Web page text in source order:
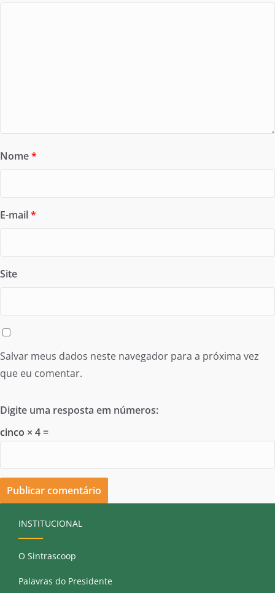
Nome*
E-mail*
Site
Salvar meus dados neste navegador para a próxima vez
que eu comentar.
Digite uma resposta em números:
cinco × 4 =
INSTITUCIONAL
O Sintrascoop
Palavras do Presidente